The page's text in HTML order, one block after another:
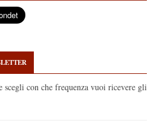
scegli con che frequenza vuoi ricevere gli